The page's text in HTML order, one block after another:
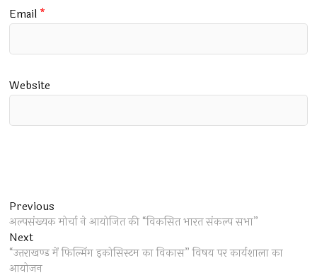
Email *
Website
Post
navigation
Previous
post:
अल्पसंख्यक मोर्चा ने आयोजित की “विकसित भारत संकल्प सभा”
NextNext
post:
“उत्तराखण्ड में फिल्मिंग इकोसिस्टम का विकास” विषय पर कार्यशाला का
आयोजन